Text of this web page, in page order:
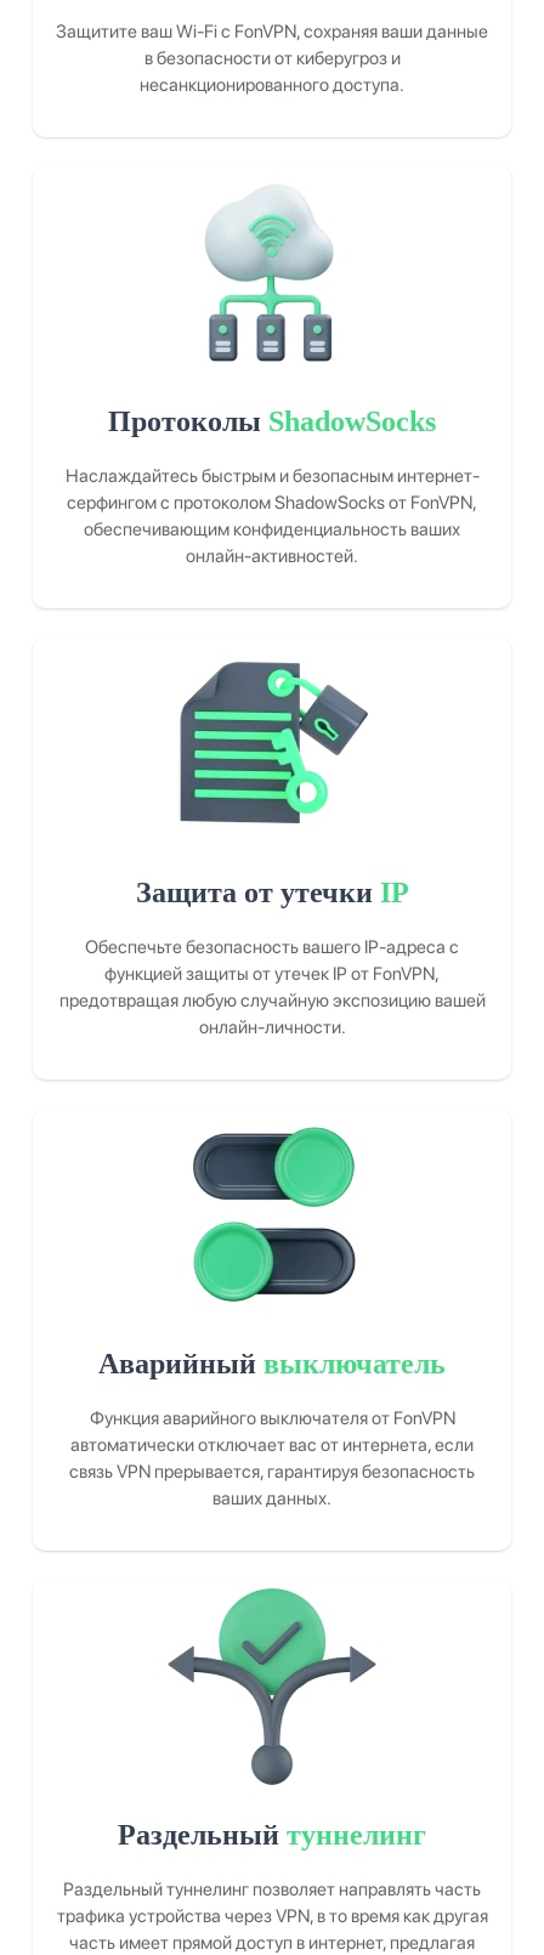
Защитите ваш Wi-Fi с FonVPN, сохраняя ваши данные
в безопасности от киберугроз и
несанкционированного доступа.
Протоколы ShadowSocks
Наслаждайтесь быстрым и безопасным интернет-
серфингом с протоколом ShadowSocks от FonVPN,
обеспечивающим конфиденциальность ваших
онлайн-активностей.
Защита от утечки IP
Обеспечьте безопасность вашего IP-адреса с
функцией защиты от утечек IP от FonVPN,
предотвращая любую случайную экспозицию вашей
онлайн-личности.
Аварийный выключатель
Функция аварийного выключателя от FonVPN
автоматически отключает вас от интернета, если
связь VPN прерывается, гарантируя безопасность
ваших данных.
Раздельный туннелинг
Раздельный туннелинг позволяет направлять часть
трафика устройства через VPN, в то время как другая
часть имеет прямой доступ в интернет, предлагая